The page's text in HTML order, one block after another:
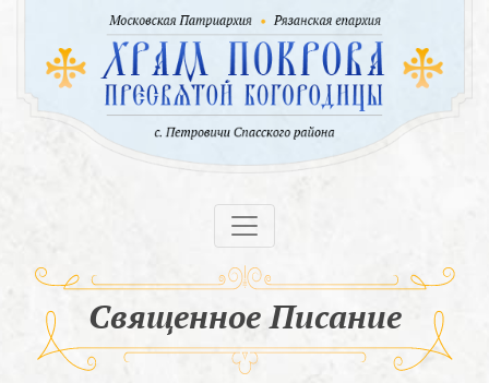
Священное Писание